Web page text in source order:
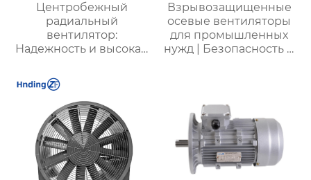
Центробежный
радиальный
вентилятор:
Надежность и высокая
для промышленной
вентиляции и
охлаждения
Взрывозащищенные
осевые вентиляторы
для промышленных
нужд | Безопасность и